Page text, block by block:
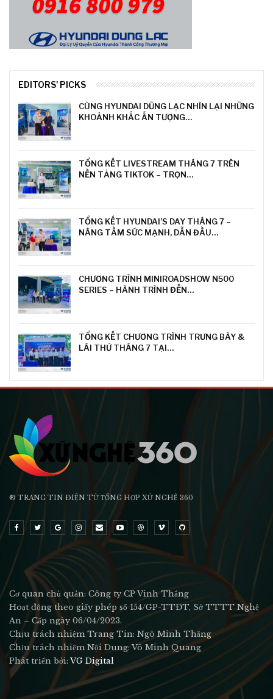
EDITORS' PICKS
CÙNG HYUNDAI DŨNG LẠC NHÌN LẠI NHỮNG
KHOẢNH KHẮC ẤN TƯỢNG…
TỔNG KẾT LIVESTREAM THÁNG 7 TRÊN
NỀN TẢNG TIKTOK – TRỌN…
TỔNG KẾT HYUNDAI’S DAY THÁNG 7 –
NÂNG TẦM SỨC MẠNH, DẪN ĐẦU…
CHƯƠNG TRÌNH MINIROADSHOW N500
SERIES – HÀNH TRÌNH ĐẾN…
TỔNG KẾT CHƯƠNG TRÌNH TRƯNG BÀY &
LÁI THỬ THÁNG 7 TẠI…
® TRANG TIN ĐIỆN TỬ ТỔNG HỢP XỨ NGHỆ 360
Cơ quan chủ quản: Công ty CP Vinh Thắng
Hoạt động theo giấy phép số 154/GP-TTĐT, Sở TTTT Nghệ
An – Cấp ngày 06/04/2023.
Chịu trách nhiệm Trang Tin: Ngô Minh Thắng
Chịu trách nhiệm Nội Dung: Võ Minh Quang
Phát triển bởi:VG Digital